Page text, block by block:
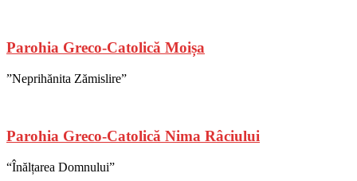
Parohia Greco-Catolică Moișa
”Neprihănita Zămislire”
Parohia Greco-Catolică Nima Râciului
“Înălțarea Domnului”